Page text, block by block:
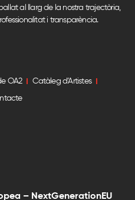
al llarg de la nostra trajectòria,
i transparència.
OA2 Catàleg d’Artistes
– NextGenerationEU